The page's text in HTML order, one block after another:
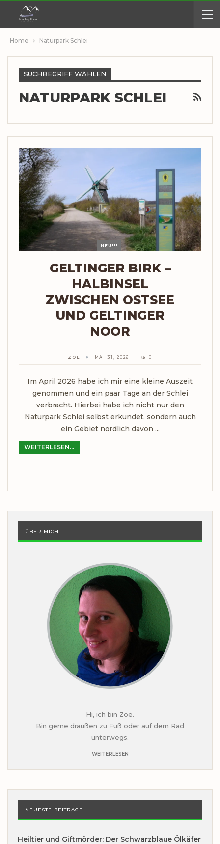
Home Naturpark Schlei
SUCHBEGRIFF WÄHLEN
NATURPARK SCHLEI
NEU!!!
GELTINGER BIRK –
HALBINSEL
ZWISCHEN OSTSEE
UND GELTINGER
NOOR
ZOE MAI 31, 2026 0
Im April 2026 habe ich mir eine kleine Auszeit
genommen und ein paar Tage an der Schlei
verbracht. Hierbei habe ich nicht nur den
Naturpark Schlei selbst erkundet, sondern auch
ein Gebiet nördlich davon ...
WEITERLESEN...
ÜBER MICH
Hi, ich bin Zoe.
Bin gerne draußen zu Fuß oder auf dem Rad
unterwegs.
WEITERLESEN
NEUESTE BEITRÄGE
Heiltier und Giftmörder: Der Schwarzblaue Ölkäfer